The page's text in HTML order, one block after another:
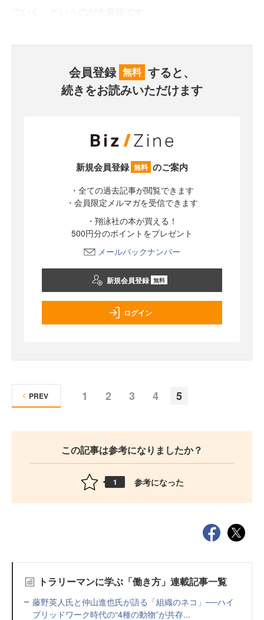
会員登録 無料 すると、
続きをお読みいただけます
新規会員登録 無料 のご案内
・全ての過去記事が閲覧できます
・会員限定メルマガを受信できます
・翔泳社の本が買える！
500円分のポイントをプレゼント
メールバックナンバー
新規会員登録 無料
ログイン
1 2 3 4 5
PREV
この記事は参考になりましたか？
1 参考になった
トラリーマンに学ぶ「働き方」連載記事一覧
藤野英人氏と仲山進也氏が語る「組織のネコ」──ハイ
ブリッドワーク時代の“4種の動物”が共存...